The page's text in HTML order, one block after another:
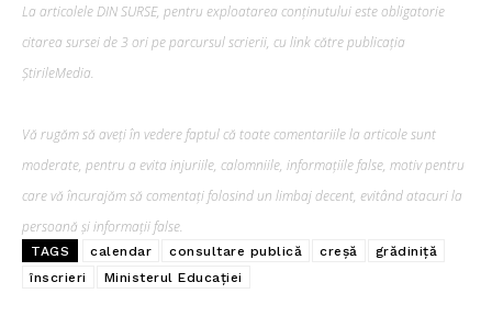
La articolele DIN SURSE, pentru exploatarea conținutului este obligatorie
citarea sursei de 3 ori pe parcursul scrierii, cu link către publicația
ȘtirileMedia.
Vă rugăm să aveți în vedere faptul că toate comentariile la articole sunt
moderate, pentru a evita injuriile, calomniile, informațiile false, motiv pentru
care vă încurajăm să comentați folosind un limbaj decent, evitând atacuri la
persoană și informații false.
TAGS calendar consultare publică creșă
grădiniță
înscrieri
Ministerul Educației